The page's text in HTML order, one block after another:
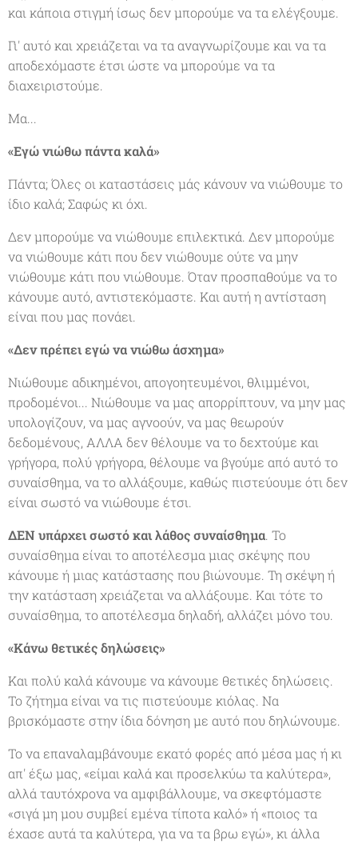
και κάποια στιγμή ίσως δεν μπορούμε να τα ελέγξουμε.
Γι' αυτό και χρειάζεται να τα αναγνωρίζουμε και να τα
αποδεχόμαστε έτσι ώστε να μπορούμε να τα
διαχειριστούμε.
Μα...
«Εγώ νιώθω πάντα καλά»
Πάντα; Όλες οι καταστάσεις μάς κάνουν να νιώθουμε το
ίδιο καλά; Σαφώς κι όχι.
Δεν μπορούμε να νιώθουμε επιλεκτικά. Δεν μπορούμε
να νιώθουμε κάτι που δεν νιώθουμε ούτε να μην
νιώθουμε κάτι που νιώθουμε. Όταν προσπαθούμε να το
κάνουμε αυτό, αντιστεκόμαστε. Και αυτή η αντίσταση
είναι που μας πονάει.
«Δεν πρέπει εγώ να νιώθω άσχημα»
Νιώθουμε αδικημένοι, απογοητευμένοι, θλιμμένοι,
προδομένοι... Νιώθουμε να μας απορρίπτουν, να μην μας
υπολογίζουν, να μας αγνοούν, να μας θεωρούν
δεδομένους, ΑΛΛΑ δεν θέλουμε να το δεχτούμε και
γρήγορα, πολύ γρήγορα, θέλουμε να βγούμε από αυτό το
συναίσθημα, να το αλλάξουμε, καθώς πιστεύουμε ότι δεν
είναι σωστό να νιώθουμε έτσι.
ΔΕΝ υπάρχει σωστό και λάθος συναίσθημα. Το
συναίσθημα είναι το αποτέλεσμα μιας σκέψης που
κάνουμε ή μιας κατάστασης που βιώνουμε. Τη σκέψη ή
την κατάσταση χρειάζεται να αλλάξουμε. Και τότε το
συναίσθημα, το αποτέλεσμα δηλαδή, αλλάζει μόνο του.
«Κάνω θετικές δηλώσεις»
Και πολύ καλά κάνουμε να κάνουμε θετικές δηλώσεις.
Το ζήτημα είναι να τις πιστεύουμε κιόλας. Να
βρισκόμαστε στην ίδια δόνηση με αυτό που δηλώνουμε.
Το να επαναλαμβάνουμε εκατό φορές από μέσα μας ή κι
απ' έξω μας, «είμαι καλά και προσελκύω τα καλύτερα»,
αλλά ταυτόχρονα να αμφιβάλλουμε, να σκεφτόμαστε
«σιγά μη μου συμβεί εμένα τίποτα καλό» ή «ποιος τα
έχασε αυτά τα καλύτερα, για να τα βρω εγώ», κι άλλα